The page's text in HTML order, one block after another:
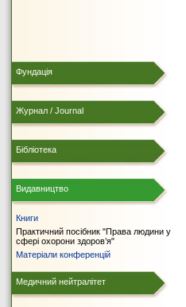
Фундація
Журнал / Journal
Бібліотека
Видавництво
Книги
Практичний посібник "Права людини у
сфері охорони здоров’я"
Матеріали конференцій
Медичний нейтралітет